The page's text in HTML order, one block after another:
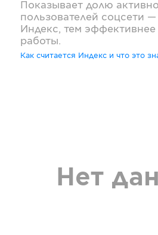
Показывает долю
пользователей соцсети
Индекс, тем эффективнее
работы.
Как считается Индекс и что это
Нет